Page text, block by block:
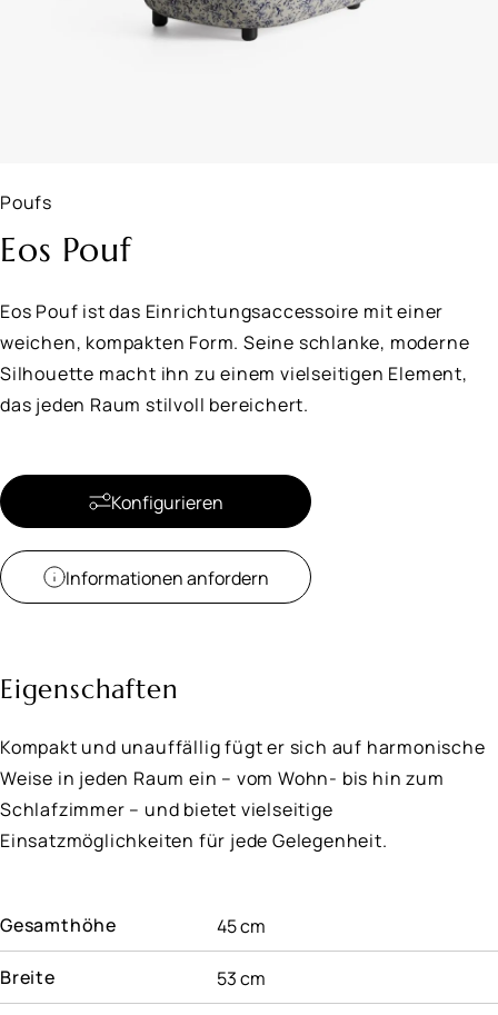
Poufs
Eos Pouf
Eos Pouf ist das Einrichtungsaccessoire mit einer
weichen, kompakten Form. Seine schlanke, moderne
Silhouette macht ihn zu einem vielseitigen Element,
das jeden Raum stilvoll bereichert.
Konfigurieren
Informationen anfordern
Eigenschaften
Kompakt und unauffällig fügt er sich auf harmonische
Weise in jeden Raum ein – vom Wohn- bis hin zum
Schlafzimmer – und bietet vielseitige
Einsatzmöglichkeiten für jede Gelegenheit.
Gesamthöhe 45 cm
Breite 53 cm